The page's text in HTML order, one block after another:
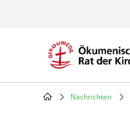
Nachrichten